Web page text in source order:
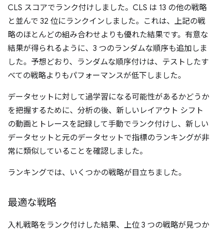
CLS スコアでランク付けしました。CLS は 13 の他の戦略
と並んで 32 位にランクインしました。これは、上記の戦
略のほとんどの組み合わせよりも優れた結果です。有意な
結果が得られるように、3 つのランダムな順序も追加しま
した。予想どおり、ランダムな順序付けは、テストしたす
べての戦略よりもパフォーマンスが低下しました。
データセットに対して過学習になる可能性があるかどうか
を把握するために、分析の後、新しいレイアウト シフト
の動画とトレースを記録して手動でランク付けし、新しい
データセットと元のデータセットで指標のランキングが非
常に類似していることを確認しました。
ランキングでは、いくつかの戦略が目立ちました。
最適な戦略
入札戦略をランク付けした結果、上位 3 つの戦略が見つか